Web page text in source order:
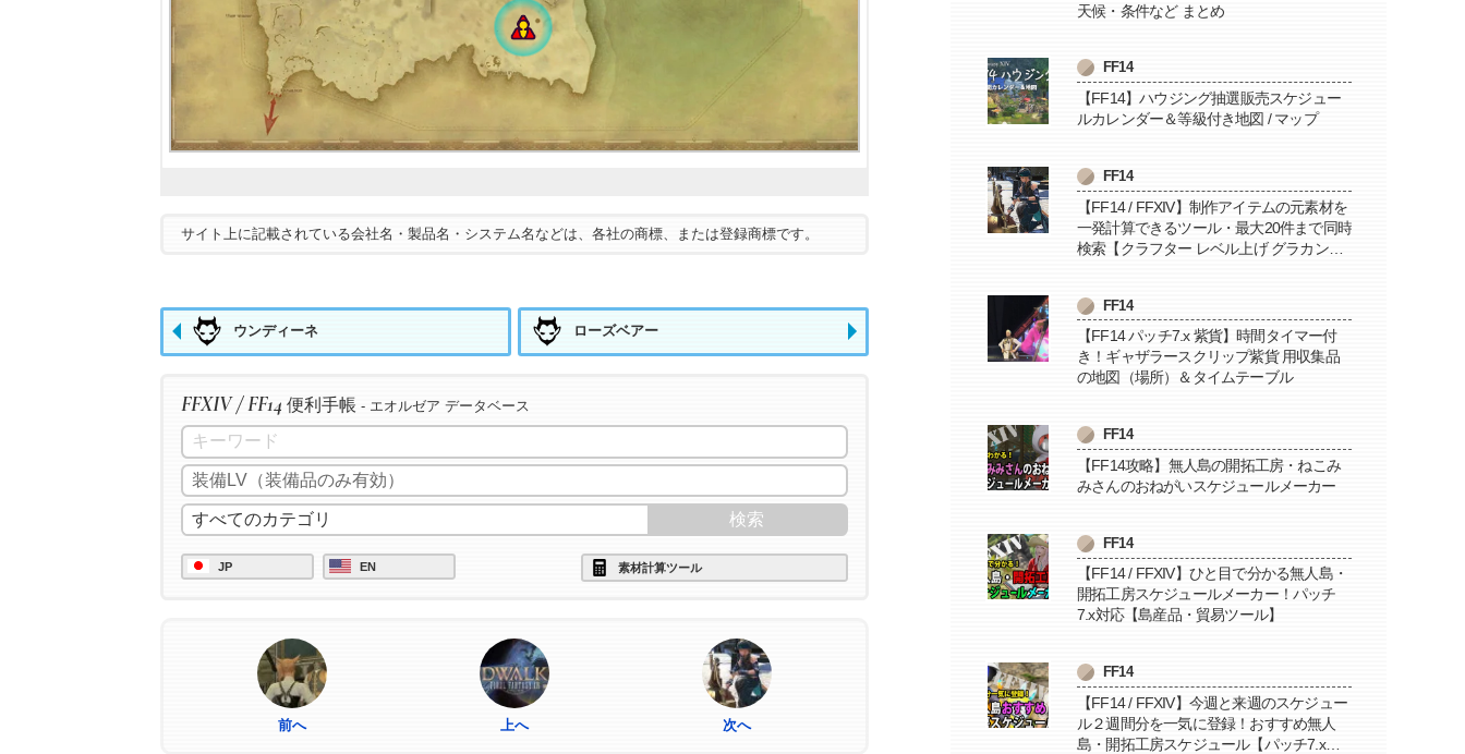
サイト上に記載されている会社名・製品名・システム名などは、各社の商標、または登録商標です。
ウンディーネ ローズベアー
FFXIV / FF14 便利手帳 - エオルゼア データベース
JP EN 素材計算ツール
前へ 上へ 次へ
天候・条件など まとめ
FF14
【FF14】ハウジング抽選販売スケジュー
ルカレンダー＆等級付き地図 / マップ
FF14
【FF14 / FFXIV】制作アイテムの元素材を
一発計算できるツール・最大20件まで同時
検索【クラフター レベル上げ グラカン納
FF14
【FF14 パッチ7.x 紫貨】時間タイマー付
き！ギャザラースクリップ紫貨 用収集品
の地図（場所）＆タイムテーブル
FF14
【FF14攻略】無人島の開拓工房・ねこみ
みさんのおねがいスケジュールメーカー
FF14
【FF14 / FFXIV】ひと目で分かる無人島・
開拓工房スケジュールメーカー！パッチ
7.x対応【島産品・貿易ツール】
FF14
【FF14 / FFXIV】今週と来週のスケジュー
ル２週間分を一気に登録！おすすめ無人
島・開拓工房スケジュール【パッチ7.x対